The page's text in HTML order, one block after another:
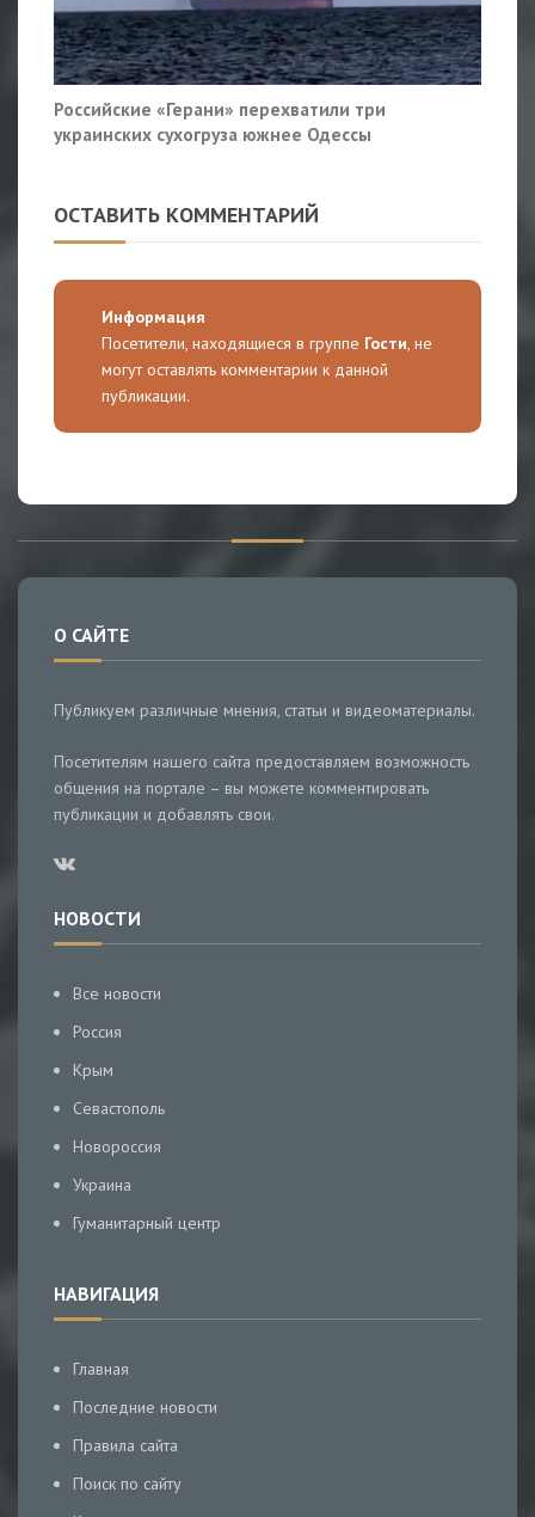
Российские «Герани» перехватили три
украинских сухогруза южнее Одессы
ОСТАВИТЬ КОММЕНТАРИЙ
Информация
Посетители, находящиеся в группе Гости, не
могут оставлять комментарии к данной
публикации.
О САЙТЕ
Публикуем различные мнения, статьи и видеоматериалы.
Посетителям нашего сайта предоставляем возможность
общения на портале – вы можете комментировать
публикации и добавлять свои.
НОВОСТИ
Все новости
Россия
Крым
Севастополь
Новороссия
Украина
Гуманитарный центр
НАВИГАЦИЯ
Главная
Последние новости
Правила сайта
Поиск по сайту